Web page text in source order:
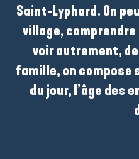
Saint-Lyphard. On
village, comprendre
voir autrement,
famille, on compose
du jour, l’âge des